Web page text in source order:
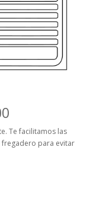
Te facilitamos las
fregadero para evitar